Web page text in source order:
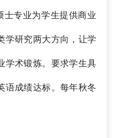
士专业为学生提供商业
学研究两大方向，让学
学术锻炼。要求学生具
语成绩达标。每年秋冬